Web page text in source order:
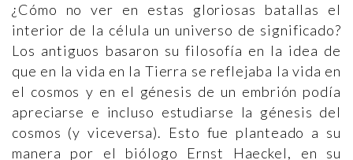
¿Cómo no ver en estas gloriosas batallas el
interior de la célula un universo de significado?
Los antiguos basaron su filosofía en la idea de
que en la vida en la Tierra se reflejaba la vida en
el cosmos y en el génesis de un embrión podía
apreciarse e incluso estudiarse la génesis del
cosmos (y viceversa). Esto fue planteado a su
manera por el biólogo Ernst Haeckel, en su